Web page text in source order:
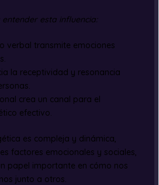
esta influencia:
verbal transmite emociones
la receptividad y resonancia
crea un canal para el
efectivo.
es compleja y dinámica,
factores emocionales y sociales,
papel importante en cómo nos
junto a otros.